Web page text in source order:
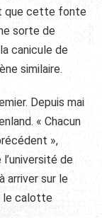
que cette fonte
sorte de
canicule de
similaire.
Depuis mai
« Chacun
»,
de
arriver sur le
le calotte